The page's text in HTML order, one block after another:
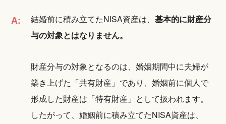
A: 結婚前に積み立てたNISA資産は、基本的に財産分
与の対象とはなりません。
財産分与の対象となるのは、婚姻期間中に夫婦が
築き上げた「共有財産」であり、婚姻前に個人で
形成した財産は「特有財産」として扱われます。
したがって、婚姻前に積み立てたNISA資産は、